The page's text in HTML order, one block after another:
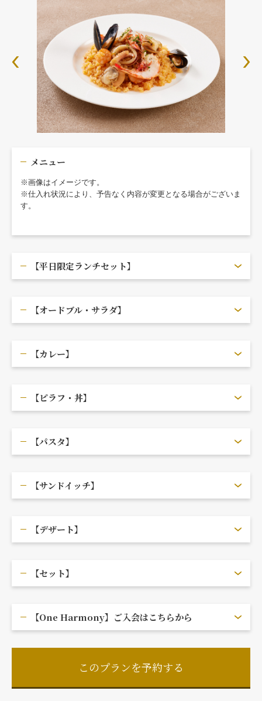
Previous
メニュー
※画像はイメージです。
※仕入れ状況により、予告なく内容が変更となる場合がございま
す。
【平日限定ランチセット】
【オードブル・サラダ】
【カレー】
【ピラフ・丼】
【パスタ】
【サンドイッチ】
【デザート】
【セット】
【One Harmony】ご入会はこちらから
このプランを予約する